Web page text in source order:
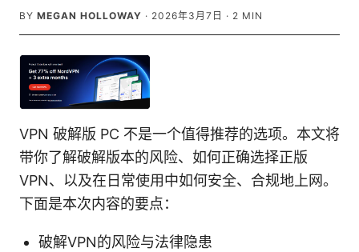
BY MEGAN HOLLOWAY · 2026年3月7日 · 2 MIN
VPN 破解版 PC 不是一个值得推荐的选项。本文将
带你了解破解版本的风险、如何正确选择正版
VPN、以及在日常使用中如何安全、合规地上网。
下面是本次内容的要点：
破解VPN的风险与法律隐患